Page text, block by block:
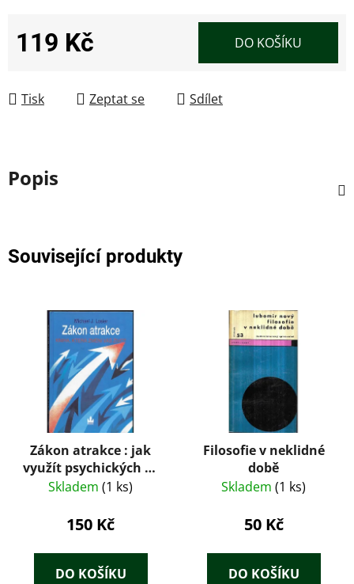
119 Kč DO KOŠÍKU
Tisk Zeptat se Sdílet
Popis
Související produkty
Zákon atrakce : jak
využít psychických sil
k dosažení svých
Skladem (1 ks)
150 Kč
DO KOŠÍKU
Filosofie v neklidné
době
Skladem (1 ks)
50 Kč
DO KOŠÍKU